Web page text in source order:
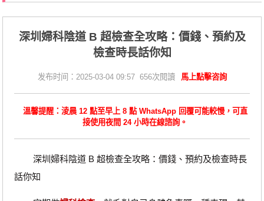
深圳婦科陰道 B 超檢查全攻略：價錢、預約及
檢查時長話你知
发布时间：2025-03-04 09:57 656次閱讀 馬上點擊咨詢
溫馨提醒：淩晨 12 點至早上 8 點 WhatsApp 回覆可能較慢，可直
接使用夜間 24 小時在線諮詢。
深圳婦科陰道 B 超檢查全攻略：價錢、預約及檢查時長
話你知